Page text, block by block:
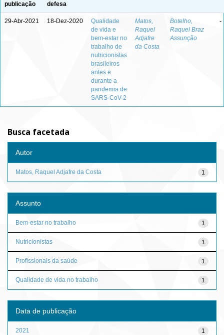
publicação
defesa
29-Abr-2021 18-Dez-2020
Qualidade
de vida e
bem-estar no
trabalho de
nutricionistas
brasileiros
antes e
durante a
pandemia de
SARS-CoV-2
Matos,
Raquel
Adjafre
da Costa
Botelho,
Raquel Braz
Assunção
-
Busca facetada
Autor
1
Matos, Raquel Adjafre da Costa
Assunto
1
Bem-estar no trabalho
1
Nutricionistas
1
Profissionais da saúde
1
Qualidade de vida no trabalho
Data de publicação
1
2021